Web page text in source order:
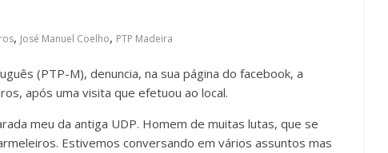
, José Manuel Coelho, PTP Madeira
(PTP-M), denuncia, na sua página do facebook, a
após uma visita que efetuou ao local.
meu da antiga UDP. Homem de muitas lutas, que se
Estivemos conversando em vários assuntos mas